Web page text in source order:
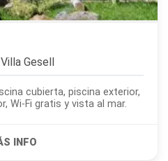
Villa Gesell
piscina climatizada exterior, Wi-Fi gratis y vista al mar.